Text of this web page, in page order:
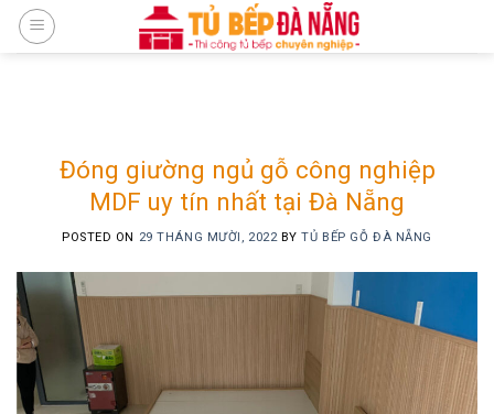
Skip
Đóng giường ngủ gỗ công nghiệp
MDF uy tín nhất tại Đà Nẵng
POSTED ON 29 THÁNG MƯỜI, 2022BYTỦ BẾP GỖ ĐÀ NẴNG